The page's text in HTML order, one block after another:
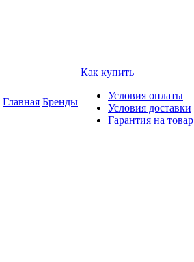
Главная Бренды
Как купить
Условия оплаты
Условия доставки
Гарантия на товар